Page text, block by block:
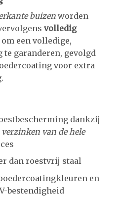
buizenworden
volledig
een volledige,
garanderen, gevolgd
voor extra
dankzij
van de hele
dan roestvrij staal
en
bestendigheid